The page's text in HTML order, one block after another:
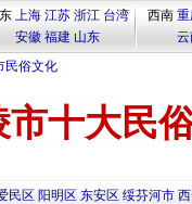
上海 江苏 浙江 台湾
安徽 福建 山东
西南 重
云
民俗文化
市十大民
民区 阳明区 东安区 绥芬河市